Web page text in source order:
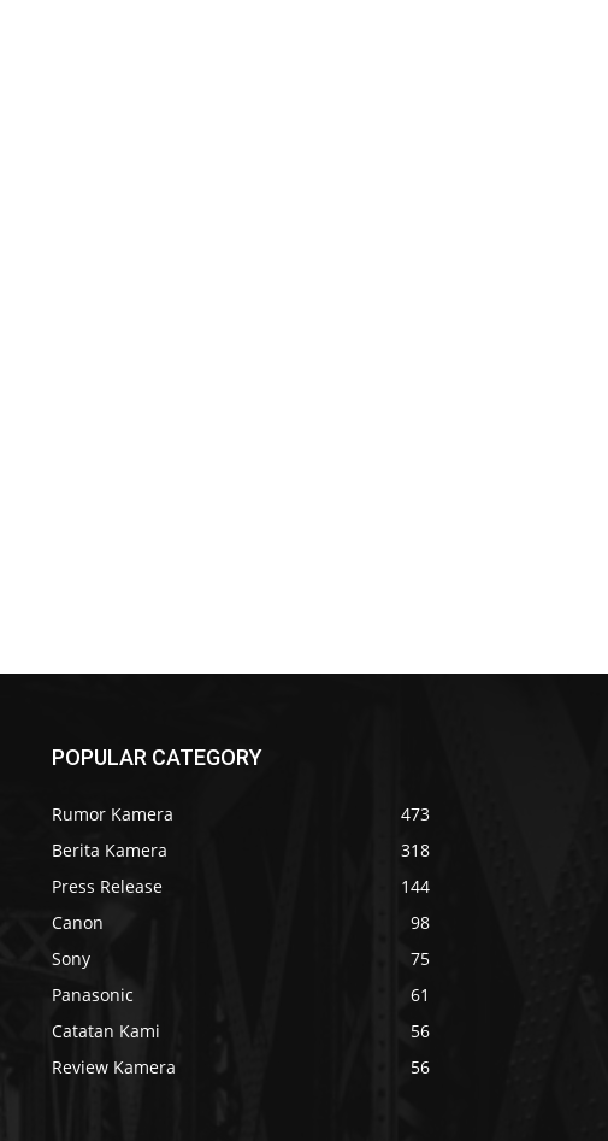
POPULAR CATEGORY
Rumor Kamera
473
Berita Kamera
318
Press Release
144
Canon
98
Sony
75
Panasonic
61
Catatan Kami
56
Review Kamera
56